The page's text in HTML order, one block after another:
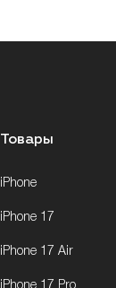
Товары
iPhone
iPhone 17
iPhone 17 Air
iPhone 17 Pro